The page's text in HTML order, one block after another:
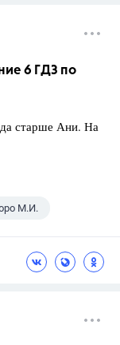
6 ГДЗ по
старше Ани. На
М.И.